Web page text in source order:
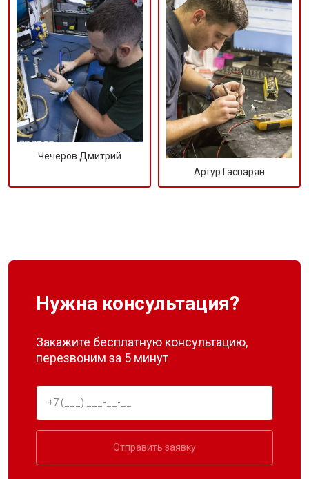
Чечеров Дмитрий
Артур Гаспарян
Нужна консультация?
Закажите бесплатную консультацию,
перезвоним за 5 минут
Отправить заявку